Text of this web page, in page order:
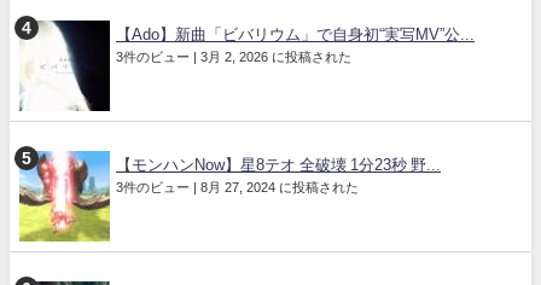
【Ado】新曲「ビバリウム」で自身初“実写MV”公...
3件のビュー | 3月 2, 2026 に投稿された
【モンハンNow】星8テオ 全破壊 1分23秒 野...
3件のビュー | 8月 27, 2024 に投稿された